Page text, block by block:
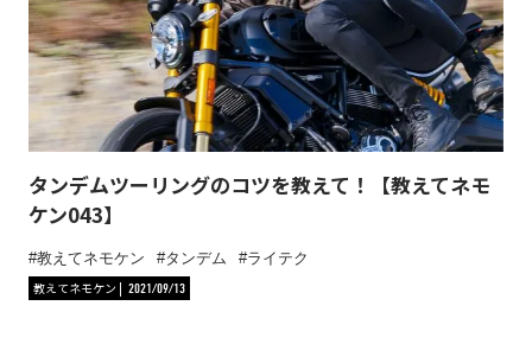
タンデムツーリングのコツを教えて！【教えてネモ
ケン043】
教えてネモケン タンデム
ライテク
教えてネモケン
2021/09/13